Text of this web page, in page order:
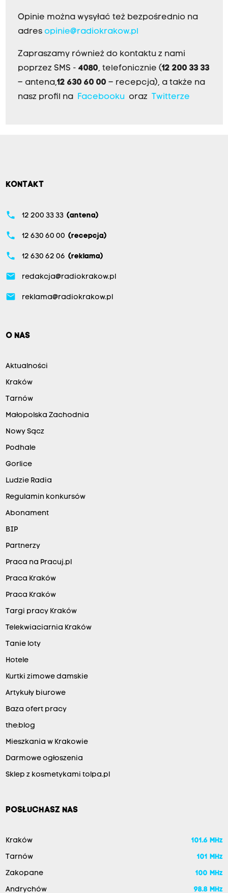
Opinie można wysyłać też bezpośrednio na
adres opinie@radiokrakow.pl
Zapraszamy również do kontaktu z nami
poprzez SMS - 4080, telefonicznie (12 200 33 33
– antena,12 630 60 00 – recepcja), a także na
nasz profil na Facebookuoraz Twitterze
KONTAKT
phone 12 200 33 33 (antena)
phone 12 630 60 00 (recepcja)
phone 12 630 62 06 (reklama)
email redakcja@radiokrakow.pl
email reklama@radiokrakow.pl
O NAS
Aktualności
Kraków
Tarnów
Małopolska Zachodnia
Nowy Sącz
Podhale
Gorlice
Ludzie Radia
Regulamin konkursów
Abonament
BIP
Partnerzy
Praca na Pracuj.pl
Praca Kraków
Praca Kraków
Targi pracy Kraków
Telekwiaciarnia Kraków
Tanie loty
Hotele
Kurtki zimowe damskie
Artykuły biurowe
Baza ofert pracy
the:blog
Mieszkania w Krakowie
Darmowe ogłoszenia
Sklep z kosmetykami tolpa.pl
POSŁUCHASZ NAS
Kraków 101.6 MHz
Tarnów 101 MHz
Zakopane 100 MHz
Andrychów 98.8 MHz